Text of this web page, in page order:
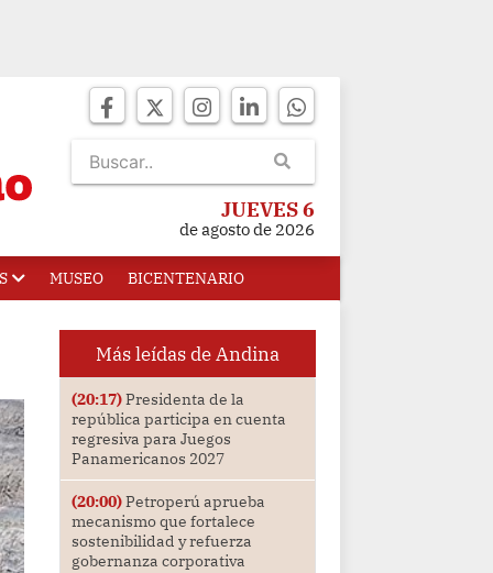
JUEVES 6
de agosto de 2026
MUSEO BICENTENARIO
Más leídas de Andina
(20:17)Presidenta de la
república participa en cuenta
regresiva para Juegos
Panamericanos 2027
(20:00)Petroperú aprueba
mecanismo que fortalece
sostenibilidad y refuerza
gobernanza corporativa